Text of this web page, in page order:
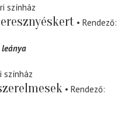
színház
Rendező
színház
Rendező